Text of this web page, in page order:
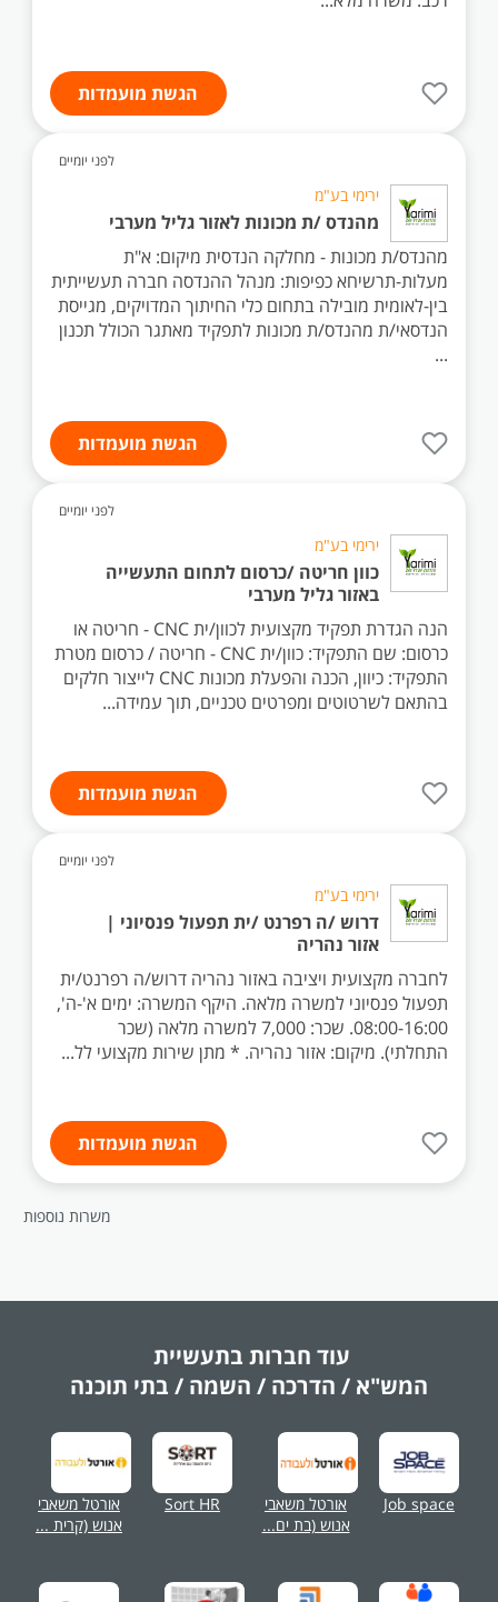
הגשת מועמדות
לפני יומיים
ירימי בע"מ
מהנדס /ת מכונות לאזור גליל מערבי
מהנדס/ת מכונות - מחלקה הנדסית מיקום: א"ת
מעלות-תרשיחא כפיפות: מנהל ההנדסה חברה תעשייתית
בין-לאומית מובילה בתחום כלי החיתוך המדויקים, מגייסת
הנדסאי/ת מהנדס/ת מכונות לתפקיד מאתגר הכולל תכנון
...
הגשת מועמדות
לפני יומיים
ירימי בע"מ
כוון חריטה /כרסום לתחום התעשייה
באזור גליל מערבי
הנה הגדרת תפקיד מקצועית לכוון/ית CNC - חריטה או
כרסום: שם התפקיד: כוון/ית CNC - חריטה / כרסום מטרת
התפקיד: כיוון, הכנה והפעלת מכונות CNC לייצור חלקים
בהתאם לשרטוטים ומפרטים טכניים, תוך עמידה...
הגשת מועמדות
לפני יומיים
ירימי בע"מ
דרוש /ה רפרנט /ית תפעול פנסיוני |
אזור נהריה
לחברה מקצועית ויציבה באזור נהריה דרוש/ה רפרנט/ית
תפעול פנסיוני למשרה מלאה. היקף המשרה: ימים א'-ה',
08:00-16:00. שכר: 7,000 למשרה מלאה (שכר
התחלתי). מיקום: אזור נהריה. * מתן שירות מקצועי לל...
הגשת מועמדות
משרות נוספות
עוד חברות בתעשיית
המש"א / הדרכה / השמה / בתי תוכנה
Job space
אורטל משאבי
אנוש (בת ים...
Sort HR
אורטל משאבי
אנוש (קרית ...